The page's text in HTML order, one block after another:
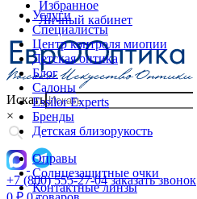
Избранное
Личный кабинет
Искать
×
+7 (800) 555-27-04 заказать звонок
Услуги
Специалисты
Центр контроля миопии
Детская оптика
Блог
Салоны
Essilor Experts
Бренды
Детская близорукость
Оправы
Солнцезащитные очки
Контактные линзы